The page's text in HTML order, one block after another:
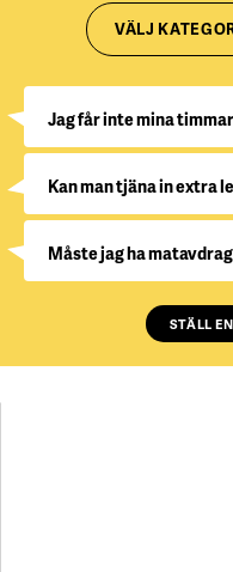
VÄLJ
Jag får inte mina
Kan man tjäna in extra
Måste jag ha
STÄLL